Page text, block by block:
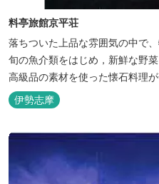
料亭旅館京平荘
落ちついた上品な雰囲気の中で
旬の魚介類をはじめ，新鮮な野
高級品の素材を使った懐石料理
食・宿泊ができます。
伊勢志摩